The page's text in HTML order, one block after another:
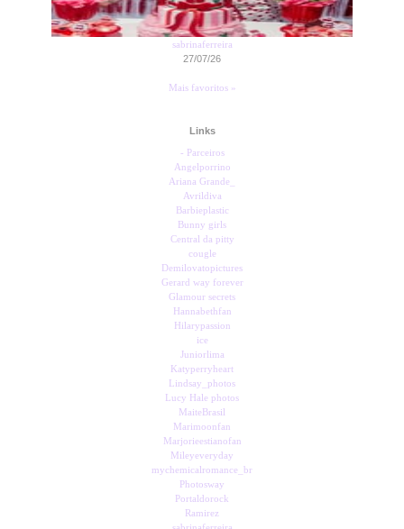
sabrinaferreira
27/07/26
Mais favoritos »
Links
- Parceiros
Angelporrino
Ariana Grande_
Avrildiva
Barbieplastic
Bunny girls
Central da pitty
cougle
Demilovatopictures
Gerard way forever
Glamour secrets
Hannabethfan
Hilarypassion
ice
Juniorlima
Katyperryheart
Lindsay_photos
Lucy Hale photos
MaiteBrasil
Marimoonfan
Marjorieestianofan
Mileyeveryday
mychemicalromance_br
Photosway
Portaldorock
Ramirez